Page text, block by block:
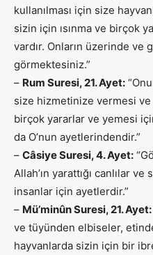
kullanılması için size
sizin için ısınma ve birçok
vardır. Onların üzerinde ve
görmektesiniz.”
– Rum Suresi, 21. Ayet:
size hizmetinize vermesi
birçok yararlar ve yemesi
da O’nun ayetlerindendir.”
– Câsiye Suresi, 4. Ayet:
Allah’ın yarattığı canlılar
insanlar için ayetlerdir.”
– Mü’minûn Suresi, 21. Ayet:
ve tüyünden elbiseler,
hayvanlarda sizin için bir